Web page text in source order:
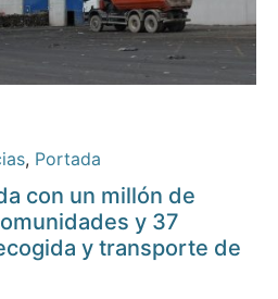
, Portada
con un millón de
y 37
y transporte de